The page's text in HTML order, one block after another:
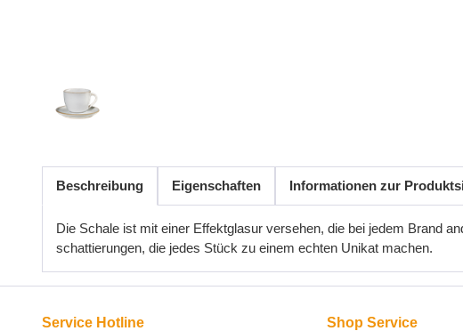
Beschreibung Eigenschaften Informationen zur
Die Schale ist mit einer Effektglasur versehen, die bei jedem Brand
schattierungen, die jedes Stück zu einem echten Unikat machen.
Service Hotline Shop Service